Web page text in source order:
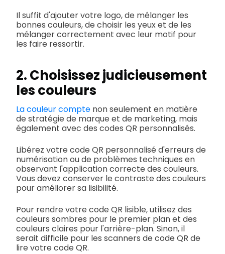
Il suffit d'ajouter votre logo, de mélanger les
bonnes couleurs, de choisir les yeux et de les
mélanger correctement avec leur motif pour
les faire ressortir.
2. Choisissez judicieusement
les couleurs
La couleur compte non seulement en matière
de stratégie de marque et de marketing, mais
également avec des codes QR personnalisés.
Libérez votre code QR personnalisé d'erreurs de
numérisation ou de problèmes techniques en
observant l'application correcte des couleurs.
Vous devez conserver le contraste des couleurs
pour améliorer sa lisibilité.
Pour rendre votre code QR lisible, utilisez des
couleurs sombres pour le premier plan et des
couleurs claires pour l'arrière-plan. Sinon, il
serait difficile pour les scanners de code QR de
lire votre code QR.